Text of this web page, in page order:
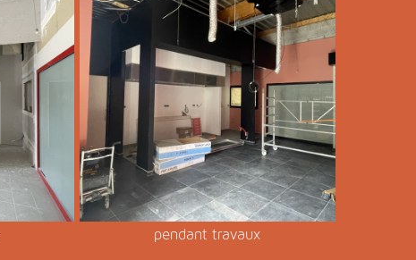
pendant travaux